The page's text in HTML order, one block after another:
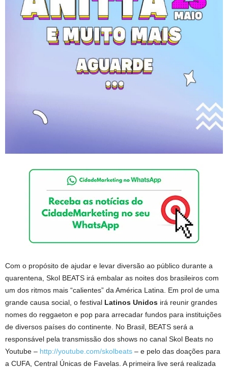
Com o propósito de ajudar e levar diversão ao público durante a
quarentena, Skol BEATS irá embalar as noites dos brasileiros com
um dos ritmos mais “calientes” da América Latina. Em prol de uma
grande causa social, o festival Latinos Unidos irá reunir grandes
nomes do reggaeton e pop para arrecadar fundos para instituições
de diversos países do continente. No Brasil, BEATS será a
responsável pela transmissão dos shows no canal Skol Beats no
Youtube – http://youtube.com/skolbeats – e pelo das doações para
a CUFA, Central Únicas de Favelas. A primeira live será realizada